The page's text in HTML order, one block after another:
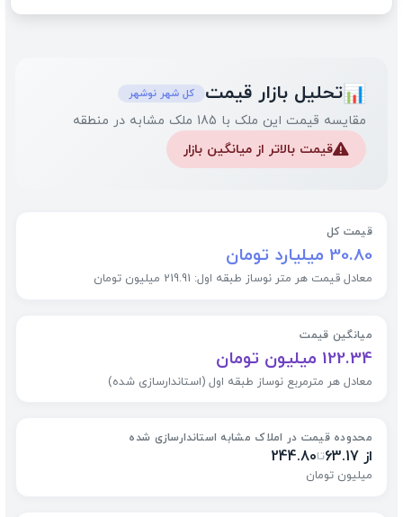
📊تحلیل بازار قیمت کل شهر نوشهر
مقایسه قیمت این ملک با 185 ملک مشابه در منطقه
⚠️قیمت بالاتر از میانگین بازار
قیمت کل
30.80 میلیارد تومان
معادل قیمت هر متر نوساز طبقه اول: 219.91 میلیون تومان
میانگین قیمت
122.34 میلیون تومان
معادل هر مترمربع نوساز طبقه اول (استاندارسازی شده)
محدوده قیمت در املاک مشابه استاندارسازی شده
از 63.17 تا244.80
میلیون تومان